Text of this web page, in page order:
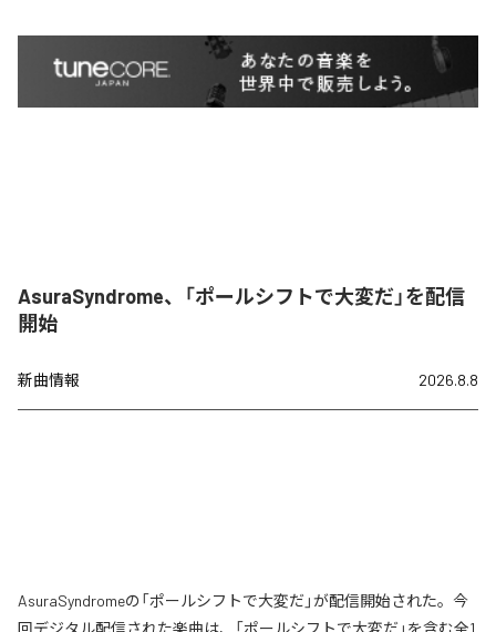
AsuraSyndrome、「ポールシフトで大変だ」を配信
開始
新曲情報 2026.8.8
AsuraSyndromeの「ポールシフトで大変だ」が配信開始された。今